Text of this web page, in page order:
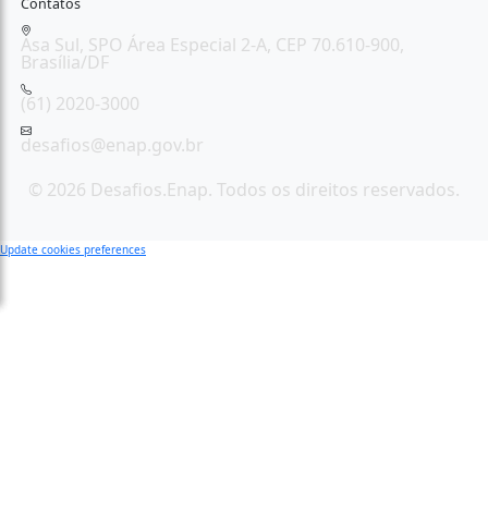
Asa Sul, SPO Área Especial 2-A, CEP 70.610-900,
Brasília/DF
(61) 2020-3000
desafios@enap.gov.br
© 2026 Desafios.Enap. Todos os direitos reservados.
Update cookies preferences